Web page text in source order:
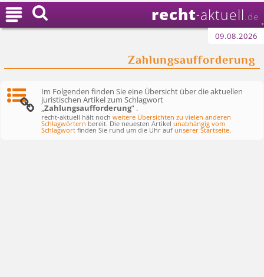
recht-aktuell .de
09.08.2026
Zahlungsaufforderung

Im Folgenden finden Sie eine Übersicht über die aktuellen
juristischen Artikel zum Schlagwort
„Zahlungsaufforderung“ .
recht-aktuell hält nochweitere Übersichten zu vielen anderen
Schlagwörtern bereit. Die neuesten Artikelunabhängig vom
Schlagwort finden Sie rund um die Uhr aufunserer Startseite.